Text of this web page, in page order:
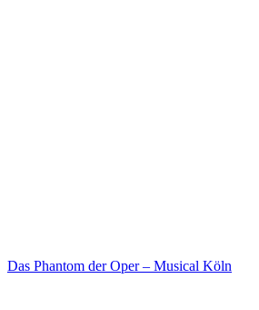
Das Phantom der Oper – Musical Köln